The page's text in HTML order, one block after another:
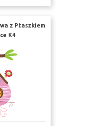
z Ptaszkiem
K4